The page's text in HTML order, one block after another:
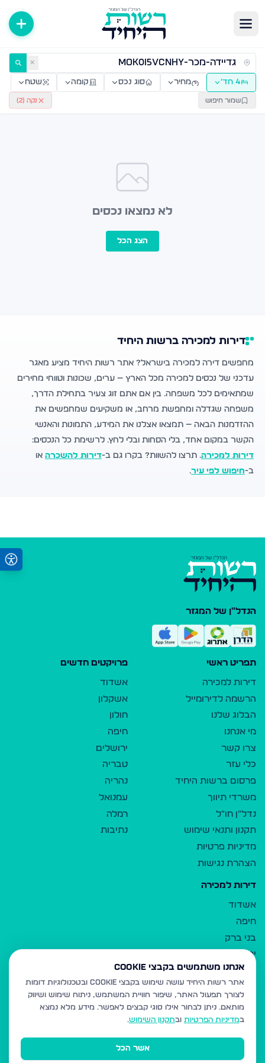
דירות למכירה ולהשכרה — רשות היחיד ✕
4 חד׳ מחיר סוג נכס קומה שטח
שמור חיפוש נקה (2
)
לא נמצאו נכסים
הצג הכל
דירות למכירה ברשות היחיד
מחפשים דירה למכירה בישראל? אתר רשות היחיד מציע מאגר
עדכני של נכסים למכירה מכל הארץ — ערים, שכונות וטווחי מחירים
שמתאימים לכל משפחה. בין אם אתם זוג צעיר בתחילת הדרך,
משפחה שגדלה ומחפשת מרחב, או משקיעים שמחפשים את
ההזדמנות הבאה — תמצאו אצלנו את המידע, התמונות והאנשי
הקשר במקום אחד, בלי הסחות ובלי לחץ. לרשימת כל הנכסים:
דירות למכירה. תרצו להשוות? בקרו גם ב-דירות להשכרה או
ב-חיפוש לפי עיר.
הנדל"ן של המגזר
תפריט ראשי
דירות למכירה
הרשמה לדירומייל
הבלוג שלנו
מי אנחנו
צרו קשר
כלי עזר
פרסום ברשות היחיד
משרדי תיווך
נדל"ן חו"ל
תקנון ותנאי שימוש
מדיניות פרטיות
הצהרת נגישות
פרויקטים חדשים
אשדוד
אשקלון
חולון
חיפה
ירושלים
טבריה
נהריה
עמנואל
רמלה
נתיבות
דירות למכירה
אשדוד
חיפה
בני ברק
ירושלים
אלעד
גבעת זאב
בית שמש
רכסים
מודיעין עילית
אנחנו משתמשים בקבצי Cookie
אתר רשות היחיד עושה שימוש בקבצי Cookie ובטכנולוגיות דומות
לצורך תפעול האתר, שיפור חוויית המשתמש, ניתוח שימוש ושיווק
מותאם. ניתן לבחור אילו סוגי קבצים לאפשר. מידע מלא נמצא
במדיניות הפרטיות ובתקנון השימוש.
אשר הכל